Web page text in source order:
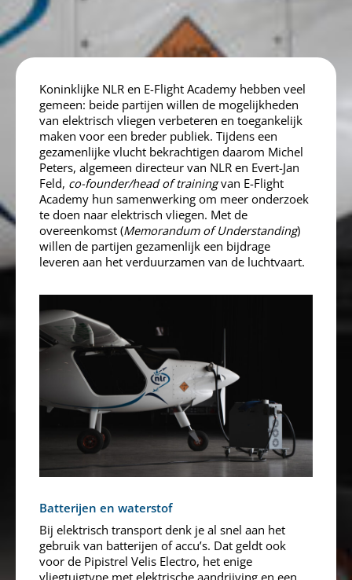
Koninklijke NLR en E-Flight Academy hebben veel
gemeen: beide partijen willen de mogelijkheden
van elektrisch vliegen verbeteren en toegankelijk
maken voor een breder publiek. Tijdens een
gezamenlijke vlucht bekrachtigen daarom Michel
Peters, algemeen directeur van NLR en Evert-Jan
Feld, co-founder/head of trainingvan E-Flight
Academy hun samenwerking om meer onderzoek
te doen naar elektrisch vliegen. Met de
overeenkomst (Memorandum of Understanding)
willen de partijen gezamenlijk een bijdrage
leveren aan het verduurzamen van de luchtvaart.
Batterijen en waterstof
Bij elektrisch transport denk je al snel aan het
gebruik van batterijen of accu’s. Dat geldt ook
voor de Pipistrel Velis Electro, het enige